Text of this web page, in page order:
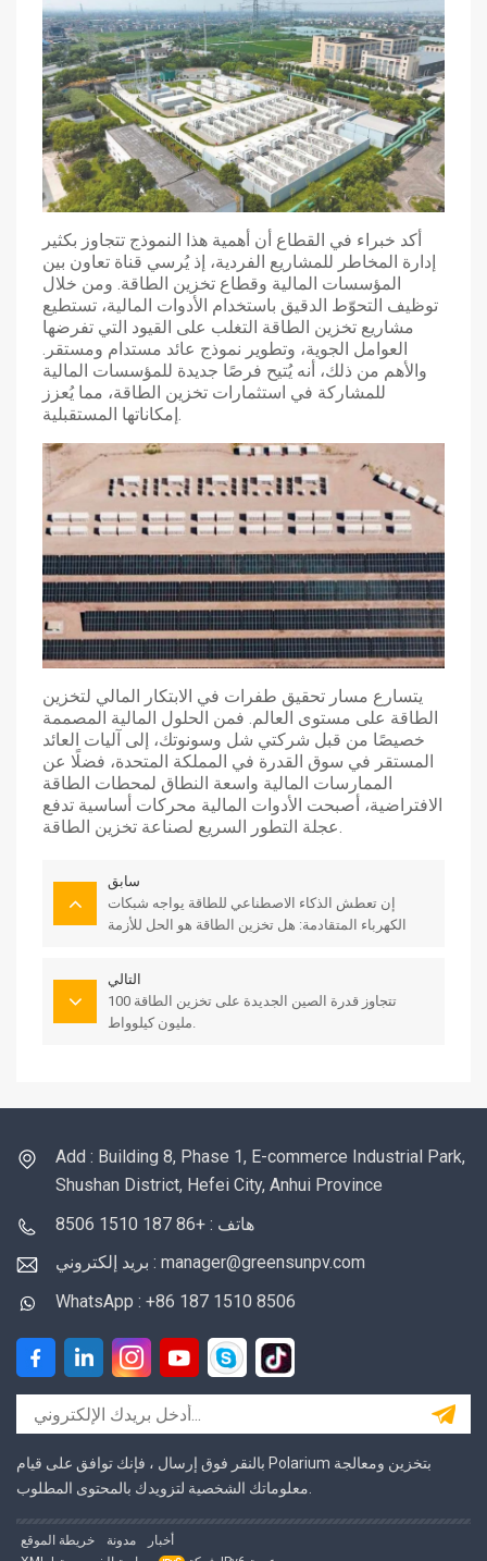
أكد خبراء في القطاع أن أهمية هذا النموذج تتجاوز بكثير
إدارة المخاطر للمشاريع الفردية، إذ يُرسي قناة تعاون بين
المؤسسات المالية وقطاع تخزين الطاقة. ومن خلال
توظيف التحوّط الدقيق باستخدام الأدوات المالية، تستطيع
مشاريع تخزين الطاقة التغلب على القيود التي تفرضها
العوامل الجوية، وتطوير نموذج عائد مستدام ومستقر.
والأهم من ذلك، أنه يُتيح فرصًا جديدة للمؤسسات المالية
للمشاركة في استثمارات تخزين الطاقة، مما يُعزز
يتسارع مسار تحقيق طفرات في الابتكار المالي لتخزين
الطاقة على مستوى العالم. فمن الحلول المالية المصممة
خصيصًا من قبل شركتي شل وسونوتك، إلى آليات العائد
المستقر في سوق القدرة في المملكة المتحدة، فضلًا عن
الممارسات المالية واسعة النطاق لمحطات الطاقة
الافتراضية، أصبحت الأدوات المالية محركات أساسية تدفع
عجلة التطور السريع لصناعة تخزين الطاقة.
سابق
إن تعطش الذكاء الاصطناعي للطاقة يواجه شبكات
الكهرباء المتقادمة: هل تخزين الطاقة هو الحل للأزمة
التالي
تتجاوز قدرة الصين الجديدة على تخزين الطاقة 100
Add : Building 8, Phase 1, E-commerce Industrial Park,
Shushan District, Hefei City, Anhui Province
هاتف : +86 187 1510 8506
بريد إلكتروني : manager@greensunpv.com
WhatsApp : +86 187 1510 8506
بالنقر فوق إرسال ، فإنك توافق على قيام Polarium بتخزين ومعالجة
معلوماتك الشخصية لتزويدك بالمحتوى المطلوب.
خريطة الموقع مدونة
أخبار